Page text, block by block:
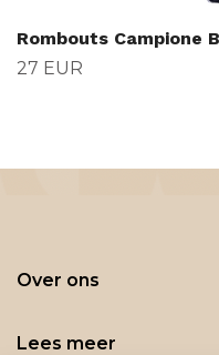
Rombouts Campione
27 EUR
Over ons
Lees meer